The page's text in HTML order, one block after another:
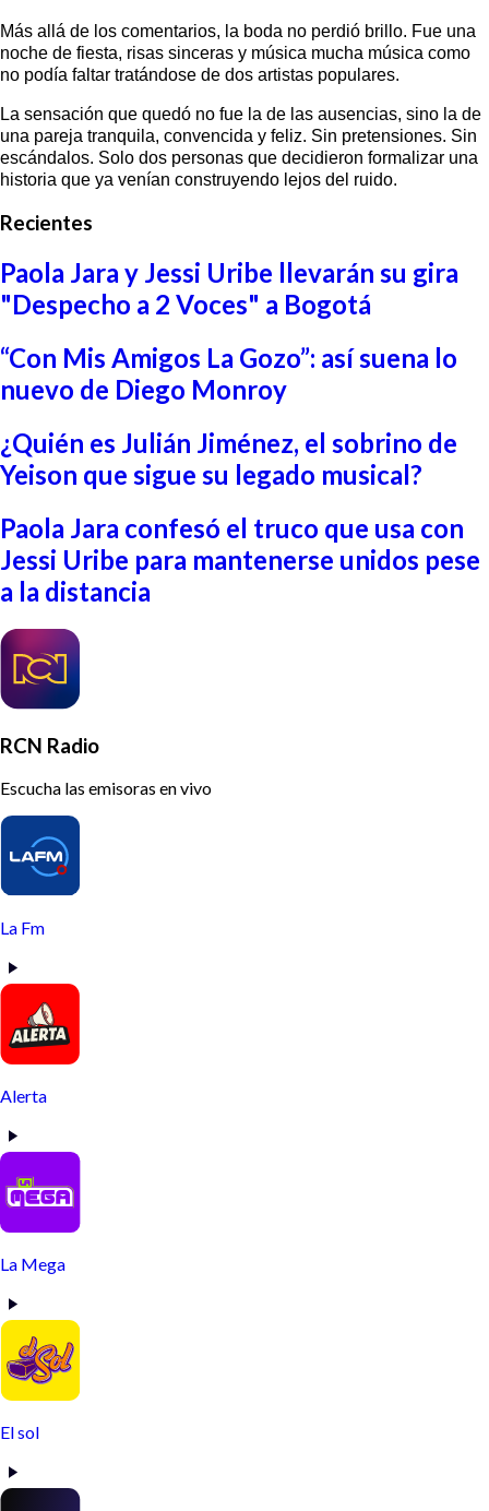
Más allá de los comentarios, la boda no perdió brillo. Fue una
noche de fiesta, risas sinceras y música mucha música como
no podía faltar tratándose de dos artistas populares.
La sensación que quedó no fue la de las ausencias, sino la de
una pareja tranquila, convencida y feliz. Sin pretensiones. Sin
escándalos. Solo dos personas que decidieron formalizar una
historia que ya venían construyendo lejos del ruido.
Recientes
Paola Jara y Jessi Uribe llevarán su gira
"Despecho a 2 Voces" a Bogotá
“Con Mis Amigos La Gozo”: así suena lo
nuevo de Diego Monroy
¿Quién es Julián Jiménez, el sobrino de
Yeison que sigue su legado musical?
Paola Jara confesó el truco que usa con
Jessi Uribe para mantenerse unidos pese
a la distancia
RCN Radio
Escucha las emisoras en vivo
La Fm
Alerta
La Mega
El sol